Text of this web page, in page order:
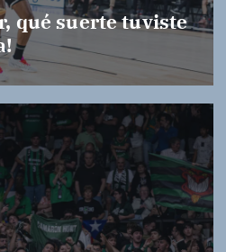
qué suerte tuviste